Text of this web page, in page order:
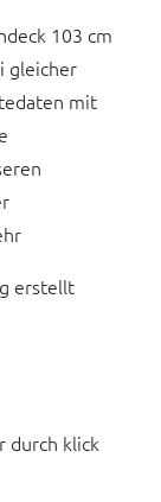
103 cm
gleicher
mit
erstellt
durch klick